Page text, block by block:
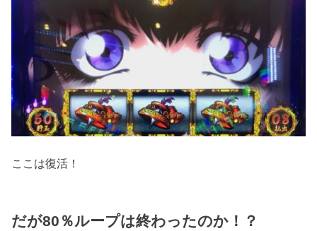
ここは復活！
だが80％ループは終わったのか！？